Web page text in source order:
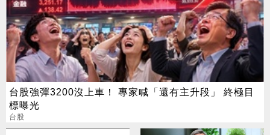
台股強彈3200沒上車！ 專家喊「還有主升段」 終極目
標曝光
台股